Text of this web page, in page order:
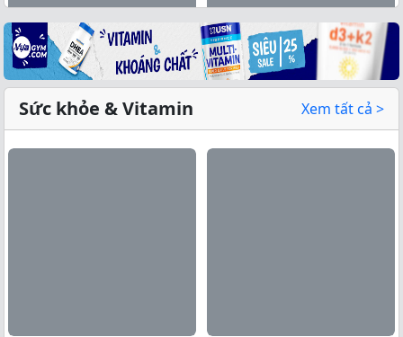
Xem tất cả →
Sức khỏe & Vitamin Xem tất cả >